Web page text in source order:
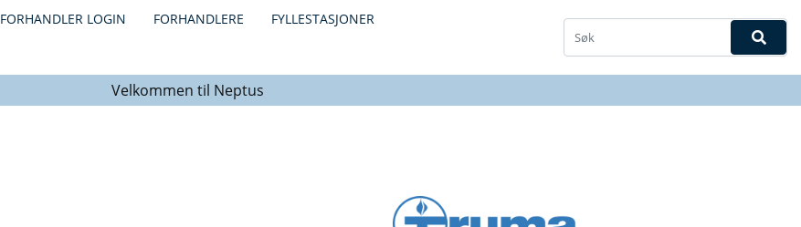
FORHANDLER LOGIN FORHANDLERE FYLLESTASJONER
Velkommen til Neptus